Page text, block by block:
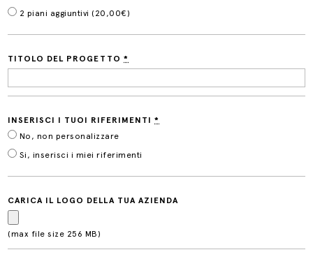
2 piani aggiuntivi ( 20,00€)
TITOLO DEL PROGETTO*
INSERISCI I TUOI RIFERIMENTI*
No, non personalizzare
Si, inserisci i miei riferimenti
CARICA IL LOGO DELLA TUA AZIENDA
(max file size 256 MB)